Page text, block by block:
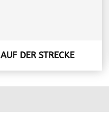
AUF DER STRECKE